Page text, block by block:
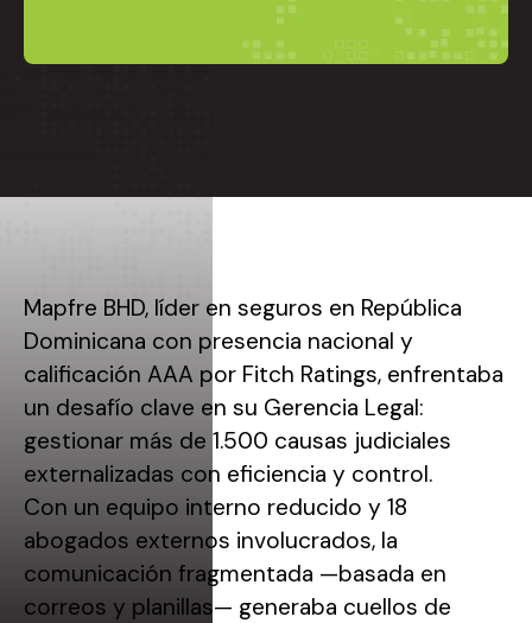
Mapfre BHD, líder en seguros en República
Dominicana con presencia nacional y
calificación AAA por Fitch Ratings, enfrentaba
un desafío clave en su Gerencia Legal:
gestionar más de 1.500 causas judiciales
externalizadas con eficiencia y control.
Con un equipo interno reducido y 18
abogados externos involucrados, la
comunicación fragmentada —basada en
correos y planillas— generaba cuellos de